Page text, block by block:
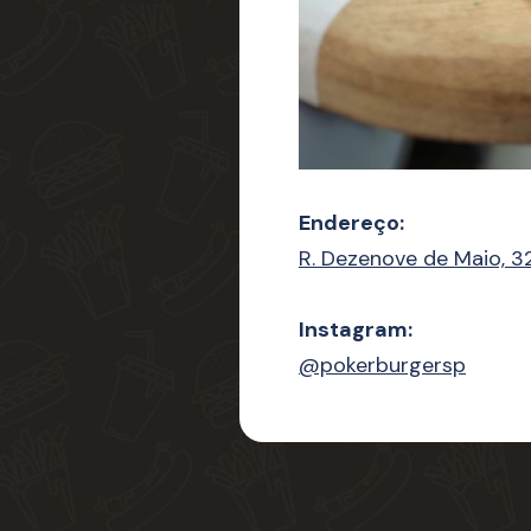
Endereço:
R. Dezenove de Maio,
Instagram:
@pokerburgersp